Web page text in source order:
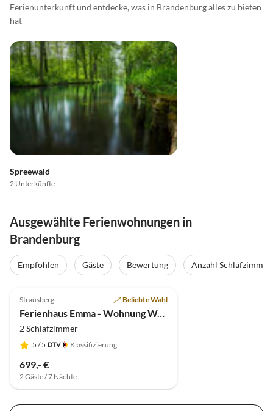
Ferienunterkunft und entdecke, was in Brandenburg alles zu bieten
hat
Spreewald
2 Unterkünfte
Ausgewählte Ferienwohnungen in
Brandenburg
Empfohlen Gäste Bewertung
Anzahl Schlafzimmer
Strausberg Beliebte Wahl
Ferienhaus Emma - Wohnung Waldlicht
2 Schlafzimmer
5 / 5 Klassifizierung
699,- €
2 Gäste / 7 Nächte